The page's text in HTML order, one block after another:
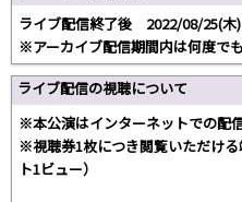
ライブ配信終了後 2022/08/25(木)
※アーカイブ配信期間内は何度で
ライブ配信の視聴について
※本公演はインターネットでの配
※視聴券1枚につき閲覧いただけ
ト1ビュー）